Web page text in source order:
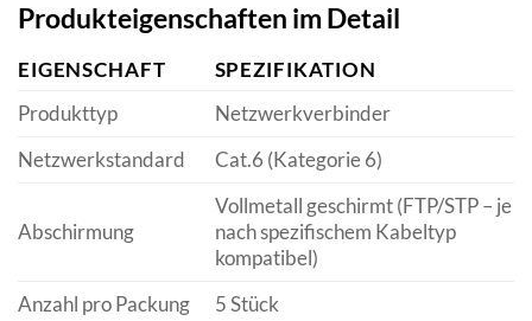
Produkteigenschaften im Detail
EIGENSCHAFT
SPEZIFIKATION
Produkttyp
Netzwerkverbinder
Netzwerkstandard
Cat.6 (Kategorie 6)
Abschirmung
Vollmetall geschirmt (FTP/STP – je
nach spezifischem Kabeltyp
kompatibel)
Anzahl pro Packung
5 Stück